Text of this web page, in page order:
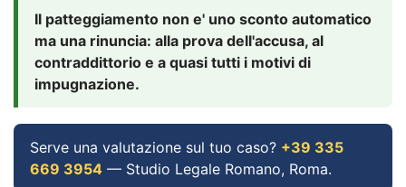
Il patteggiamento non e' uno sconto automatico
ma una rinuncia: alla prova dell'accusa, al
contraddittorio e a quasi tutti i motivi di
impugnazione.
Serve una valutazione sul tuo caso? +39 335
669 3954 — Studio Legale Romano, Roma.